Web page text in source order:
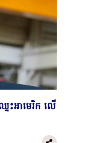
អាមេរិក​ លើ